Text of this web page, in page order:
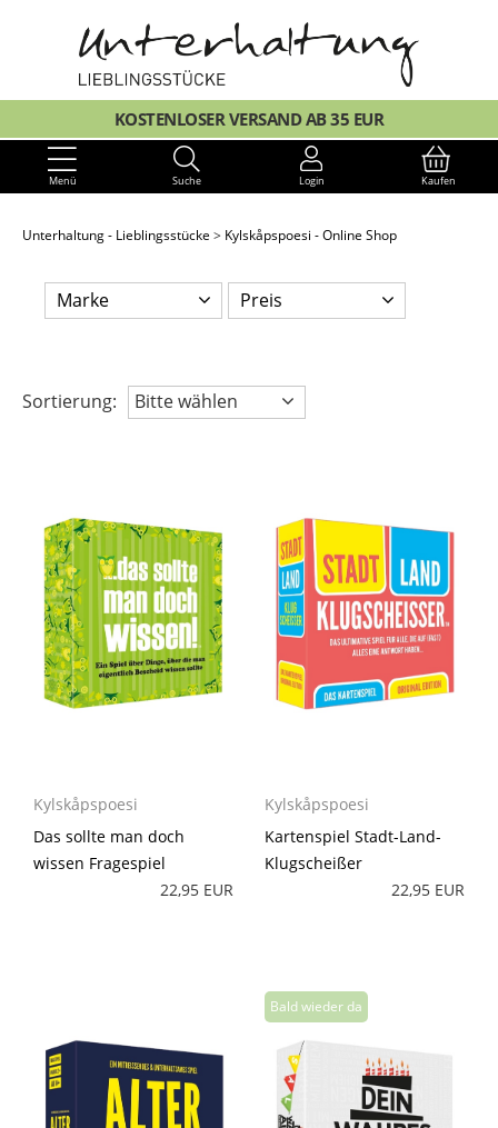
KOSTENLOSER VERSAND AB 35 EUR
Menü Suche Login Kaufen
Unterhaltung - Lieblingsstücke Kylskåpspoesi - Online Shop
Marke Preis
Sortierung: Bitte wählen
Kylskåpspoesi
Das sollte man doch
wissen Fragespiel
22,95 EUR
Kylskåpspoesi
Kartenspiel Stadt-Land-
Klugscheißer
22,95 EUR